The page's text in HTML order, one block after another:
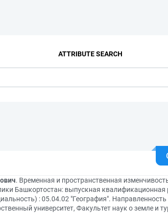
ATTRIBUTE SEARCH
. Временная и пространственная
Башкортостан: выпускная
: 05.04.02 "География".
университет, Факультет наук о земле и